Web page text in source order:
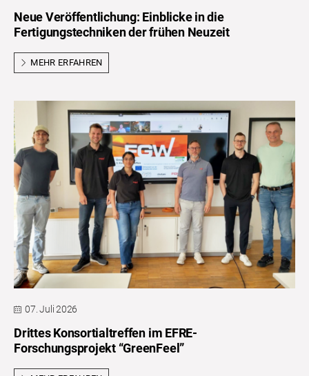
Neue Veröffentlichung: Einblicke in die
Fertigungstechniken der frühen Neuzeit
MEHR ERFAHREN
07. Juli 2026
Drittes Konsortialtreffen im EFRE-
Forschungsprojekt “GreenFeel”